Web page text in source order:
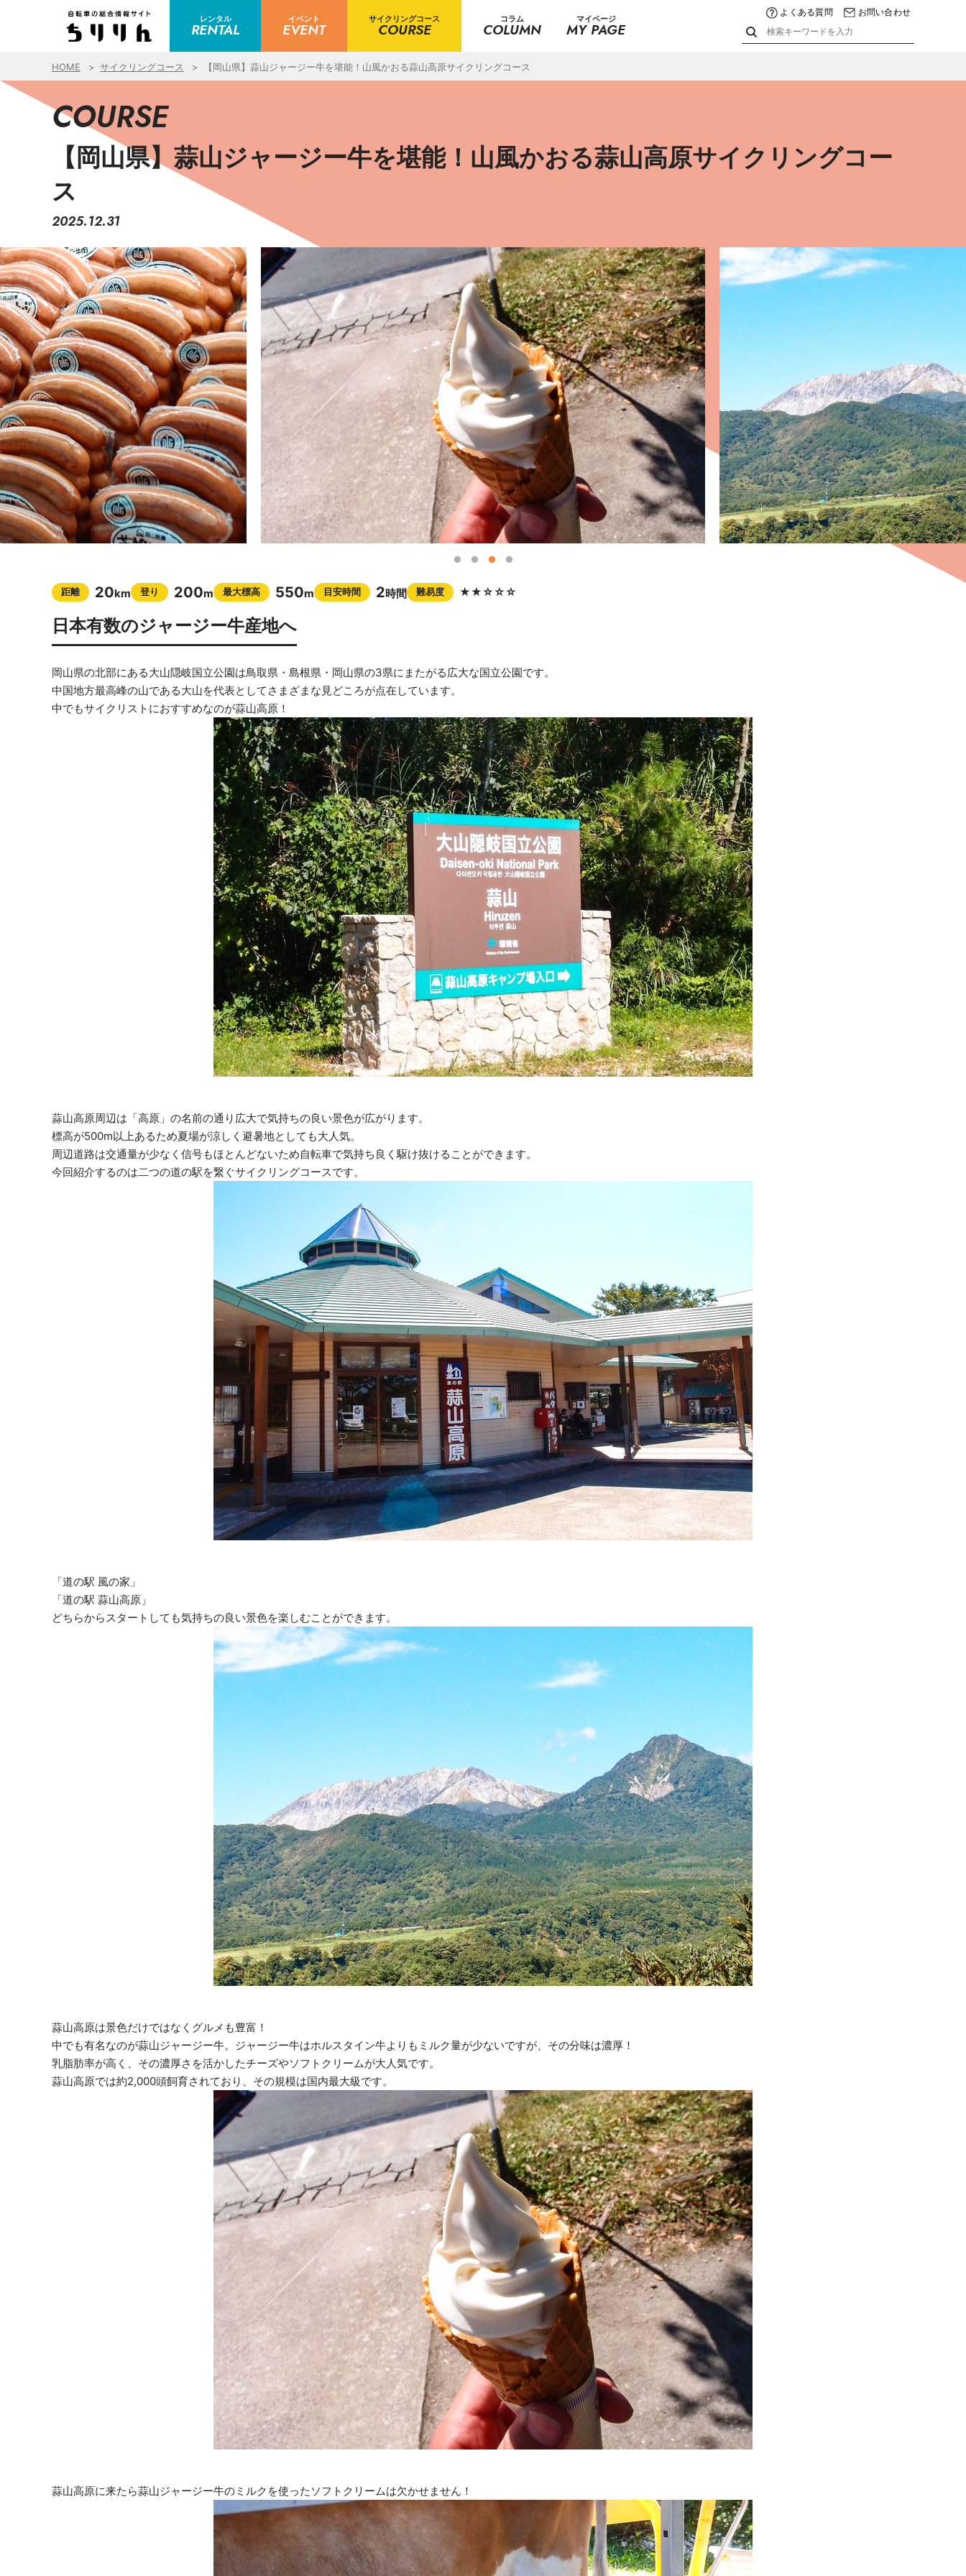
レンタル
RENTAL
イベント
EVENT
サイクリングコース
COURSE
コラム
COLUMN
マイページ
MY PAGE
よくある質問 お問い合わせ
HOME サイクリングコース 【岡山県】蒜山ジャージー牛を堪能！山風かおる蒜山高原サイクリングコース
COURSE
【岡山県】蒜山ジャージー牛を堪能！山風かおる蒜山高原サイクリングコー
ス
2025.12.31
距離 20km 登り 200m 最大標高 550m 目安時間 2時間 難易度 ★★☆☆☆
日本有数のジャージー牛産地へ
岡山県の北部にある大山隠岐国立公園は鳥取県・島根県・岡山県の3県にまたがる広大な国立公園です。
中国地方最高峰の山である大山を代表としてさまざまな見どころが点在しています。
中でもサイクリストにおすすめなのが蒜山高原！
蒜山高原周辺は「高原」の名前の通り広大で気持ちの良い景色が広がります。
標高が500m以上あるため夏場が涼しく避暑地としても大人気。
周辺道路は交通量が少なく信号もほとんどないため自転車で気持ち良く駆け抜けることができます。
今回紹介するのは二つの道の駅を繋ぐサイクリングコースです。
「道の駅 風の家」
「道の駅 蒜山高原」
どちらからスタートしても気持ちの良い景色を楽しむことができます。
蒜山高原は景色だけではなくグルメも豊富！
中でも有名なのが蒜山ジャージー牛。ジャージー牛はホルスタイン牛よりもミルク量が少ないですが、その分味は濃厚！
乳脂肪率が高く、その濃厚さを活かしたチーズやソフトクリームが大人気です。
蒜山高原では約2,000頭飼育されており、その規模は国内最大級です。
蒜山高原に来たら蒜山ジャージー牛のミルクを使ったソフトクリームは欠かせません！